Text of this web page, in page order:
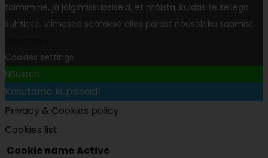
toimimine, ja jälgimisküpsiseid, et mõista, kuidas te sellega
suhtlete. Viimased seatakse alles pärast nõusoleku saamist.
Cookies settings
Nõustun
Kasutame küpsiseid!
Privacy & Cookies policy
Cookies list
Cookie nameActive